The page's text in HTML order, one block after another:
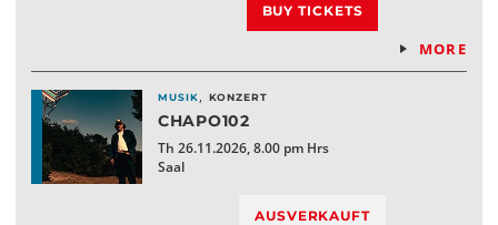
MORE
BUY TICKETS
MUSIK, KONZERT
CHAPO102
Th 26.11.2026, 8.00 pm Hrs
Saal
AUSVERKAUFT